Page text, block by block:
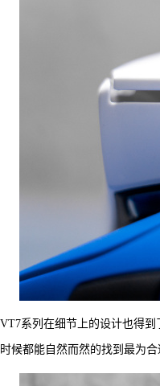
VT7系列在细节上的设计也得
候都能自然而然的找到最为